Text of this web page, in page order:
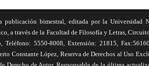
publicación bimestral, editada por la Universidad
a través de la Facultad de Filosofía y Letras,
5550-8008, Extensión: 21815, Fax:56160
Constante López, Reserva de Derechos al Uso